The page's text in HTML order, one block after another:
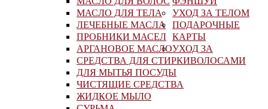
МАСЛО ДЛЯ ТЕЛА
ЛЕЧЕБНЫЕ МАСЛА
ПРОБНИКИ МАСЕЛ
АРГАНОВОЕ МАСЛО
СРЕДСТВА ДЛЯ СТИРКИ
ДЛЯ МЫТЬЯ ПОСУДЫ
ЧИСТЯЩИЕ СРЕДСТВА
ЖИДКОЕ МЫЛО
УХОД ЗА ТЕЛОМ
ПОДАРОЧНЫЕ
КАРТЫ
УХОД ЗА
ВОЛОСАМИ